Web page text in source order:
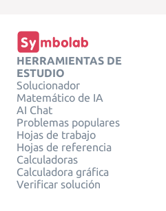
HERRAMIENTAS DE
ESTUDIO
Solucionador
Matemático de IA
AI Chat
Problemas populares
Hojas de trabajo
Hojas de referencia
Calculadoras
Calculadora gráfica
Verificar solución